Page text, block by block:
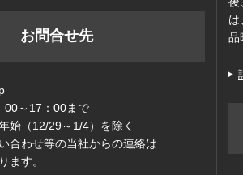
お問合せ先
00～17：00まで
始（12/29～1/4）を除く
合わせ等の当社からの連絡は
ます。
は
品